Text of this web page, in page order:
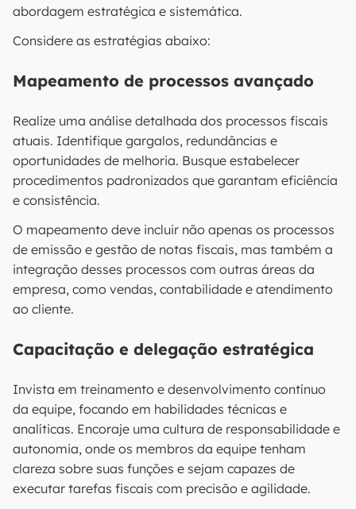
abordagem estratégica e sistemática.
Considere as estratégias abaixo:
Mapeamento de processos avançado
Realize uma análise detalhada dos processos fiscais
atuais. Identifique gargalos, redundâncias e
oportunidades de melhoria. Busque estabelecer
procedimentos padronizados que garantam eficiência
e consistência.
O mapeamento deve incluir não apenas os processos
de emissão e gestão de notas fiscais, mas também a
integração desses processos com outras áreas da
empresa, como vendas, contabilidade e atendimento
ao cliente.
Capacitação e delegação estratégica
Invista em treinamento e desenvolvimento contínuo
da equipe, focando em habilidades técnicas e
analíticas. Encoraje uma cultura de responsabilidade e
autonomia, onde os membros da equipe tenham
clareza sobre suas funções e sejam capazes de
executar tarefas fiscais com precisão e agilidade.